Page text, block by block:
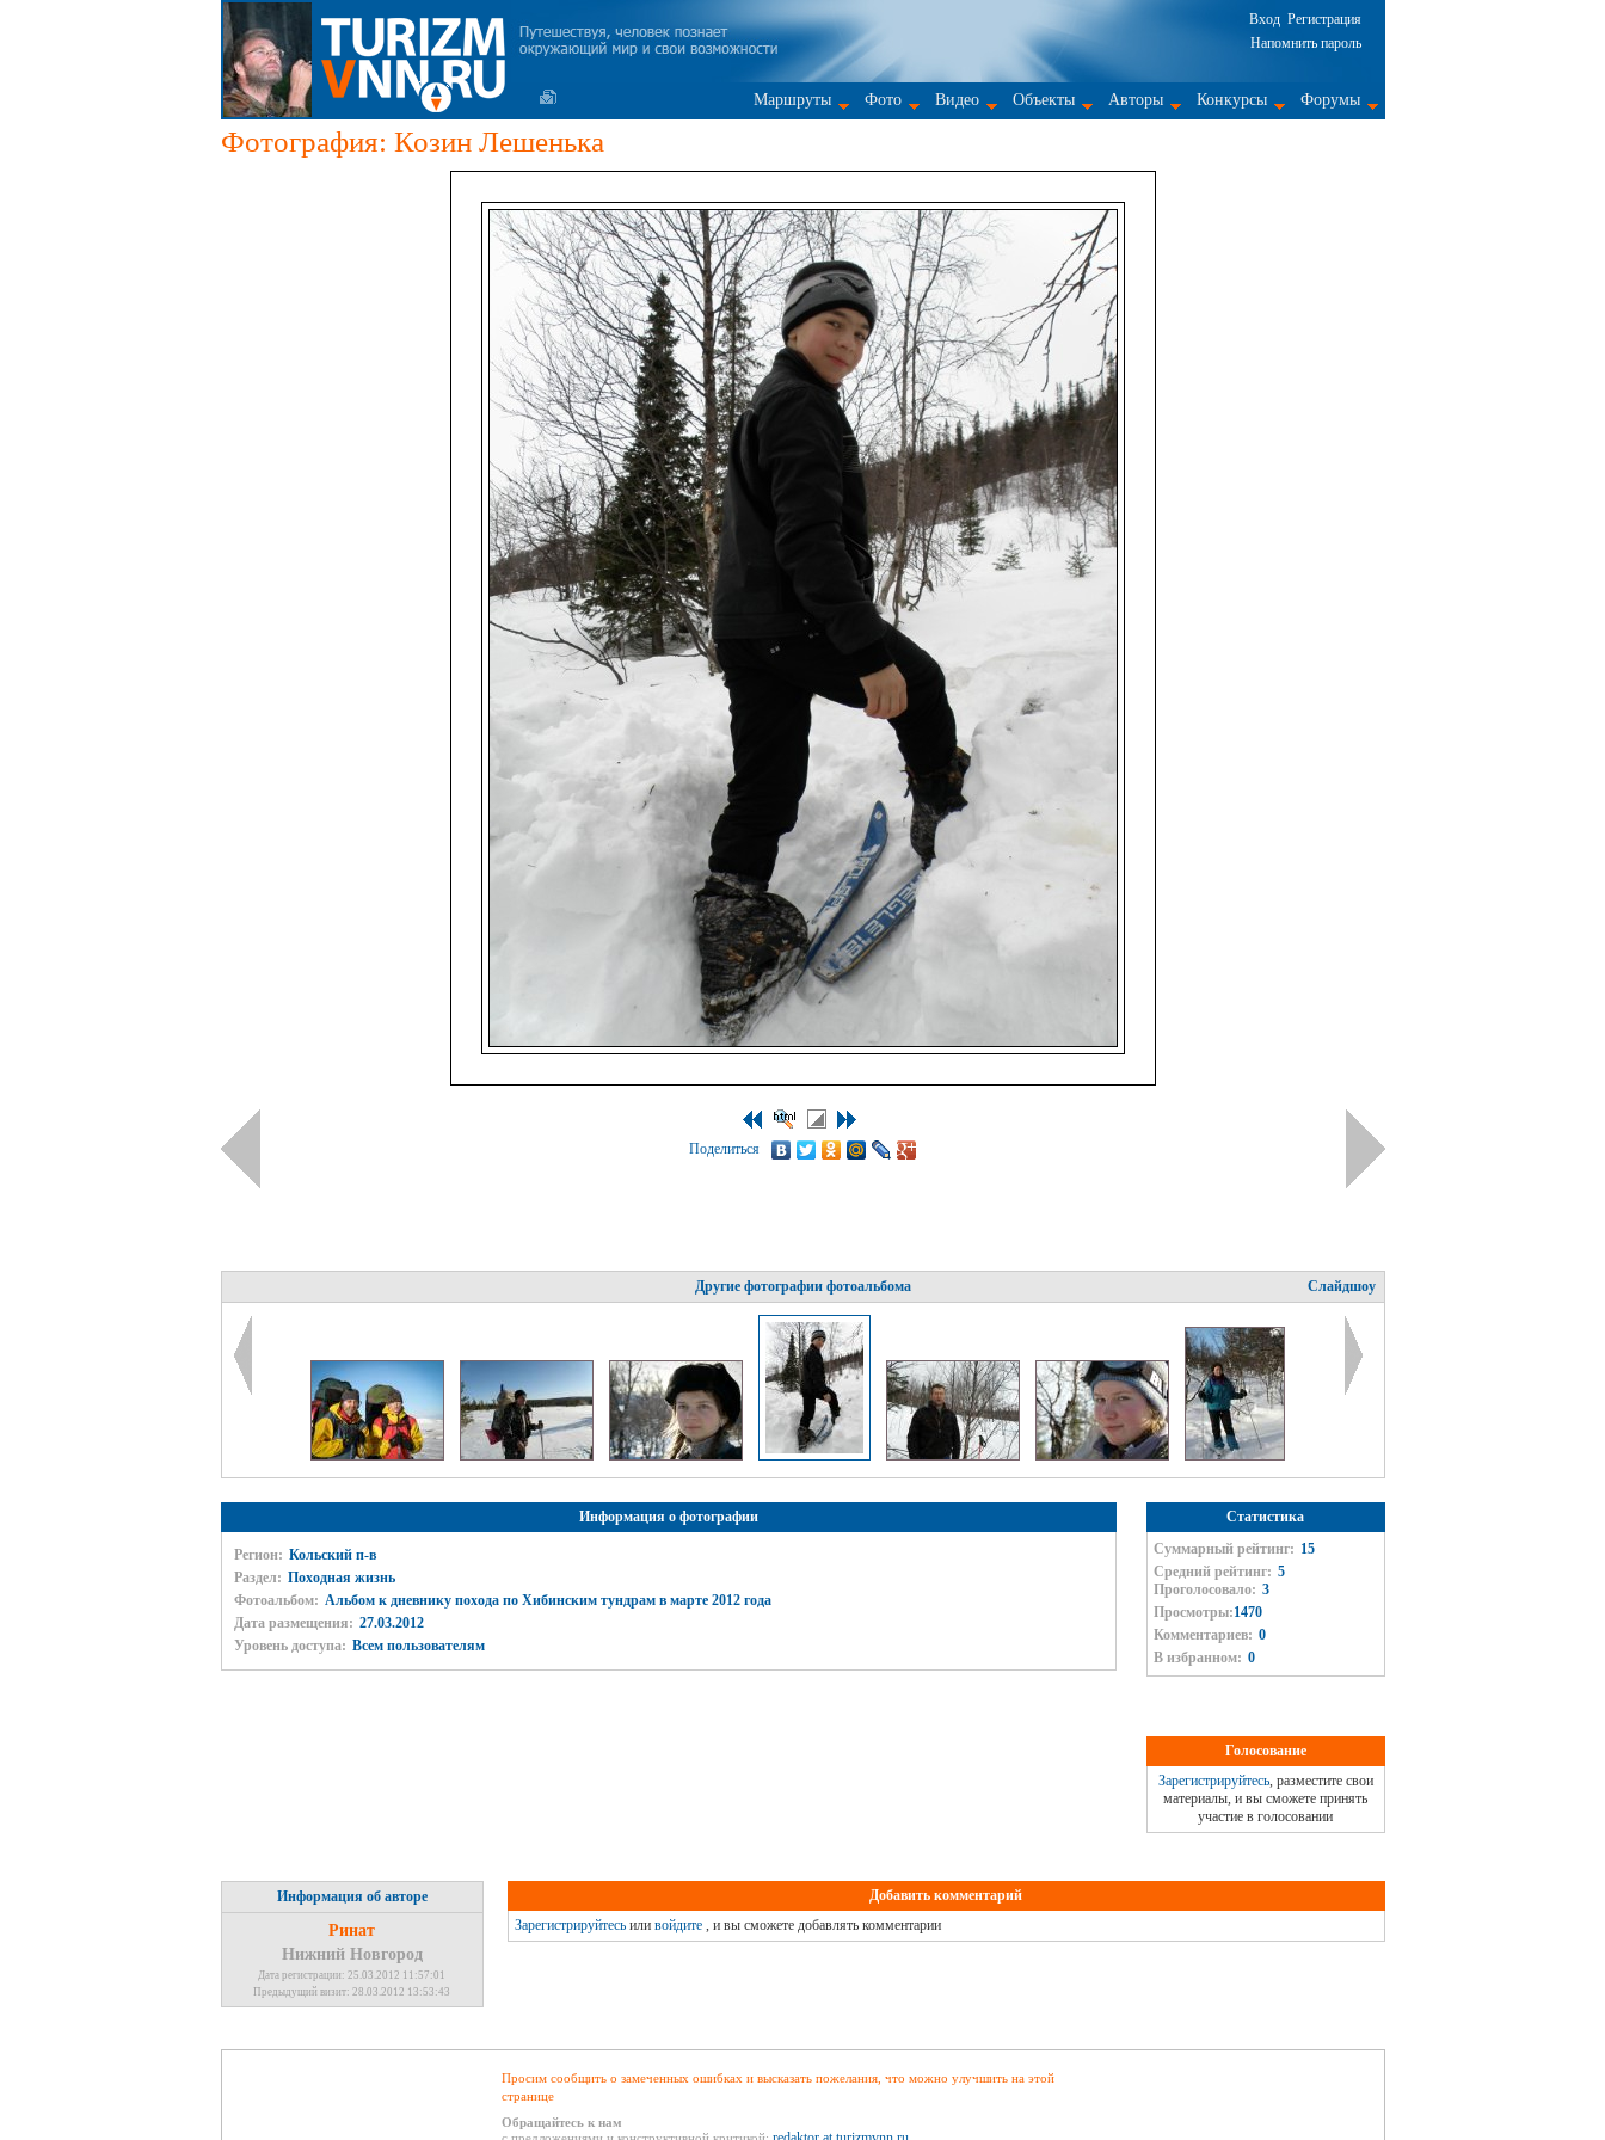
Вход Регистрация
Напомнить пароль
Маршруты Фото Видео Объекты Авторы Конкурсы Форумы
Фотография: Козин Лешенька
Поделиться
Другие фотографии фотоальбома Слайдшоу
Информация о фотографии
Регион: Кольский п-в
Раздел: Походная жизнь
Фотоальбом: Альбом к дневнику похода по Хибинским тундрам в марте 2012 года
Дата размещения: 27.03.2012
Уровень доступа: Всем пользователям
Статистика
Суммарный рейтинг: 15
Средний рейтинг: 5
Проголосовало: 3
Просмотры:1470
Комментариев: 0
В избранном: 0
Голосование
Зарегистрируйтесь, разместите свои
материалы, и вы сможете принять
участие в голосовании
Информация об авторе
Ринат
Нижний Новгород
Дата регистрации: 25.03.2012 11:57:01
Предыдущий визит: 28.03.2012 13:53:43
Добавить комментарий
Зарегистрируйтесьили войдите, и вы сможете добавлять комментарии
Просим сообщить о замеченных ошибках и высказать пожелания, что можно улучшить на этой
странице
Обращайтесь к нам